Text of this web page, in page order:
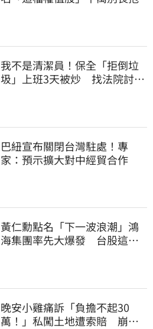
我不是清潔員！保全「拒倒垃
圾」上班3天被炒 找法院討公
巴紐宣布關閉台灣駐處！專
家：預示擴大對中經貿合作
黃仁勳點名「下一波浪潮」鴻
海集團率先大爆發 台股這族
晚安小雞痛訴「負擔不起30
萬！」私闖土地遭索賠 崩